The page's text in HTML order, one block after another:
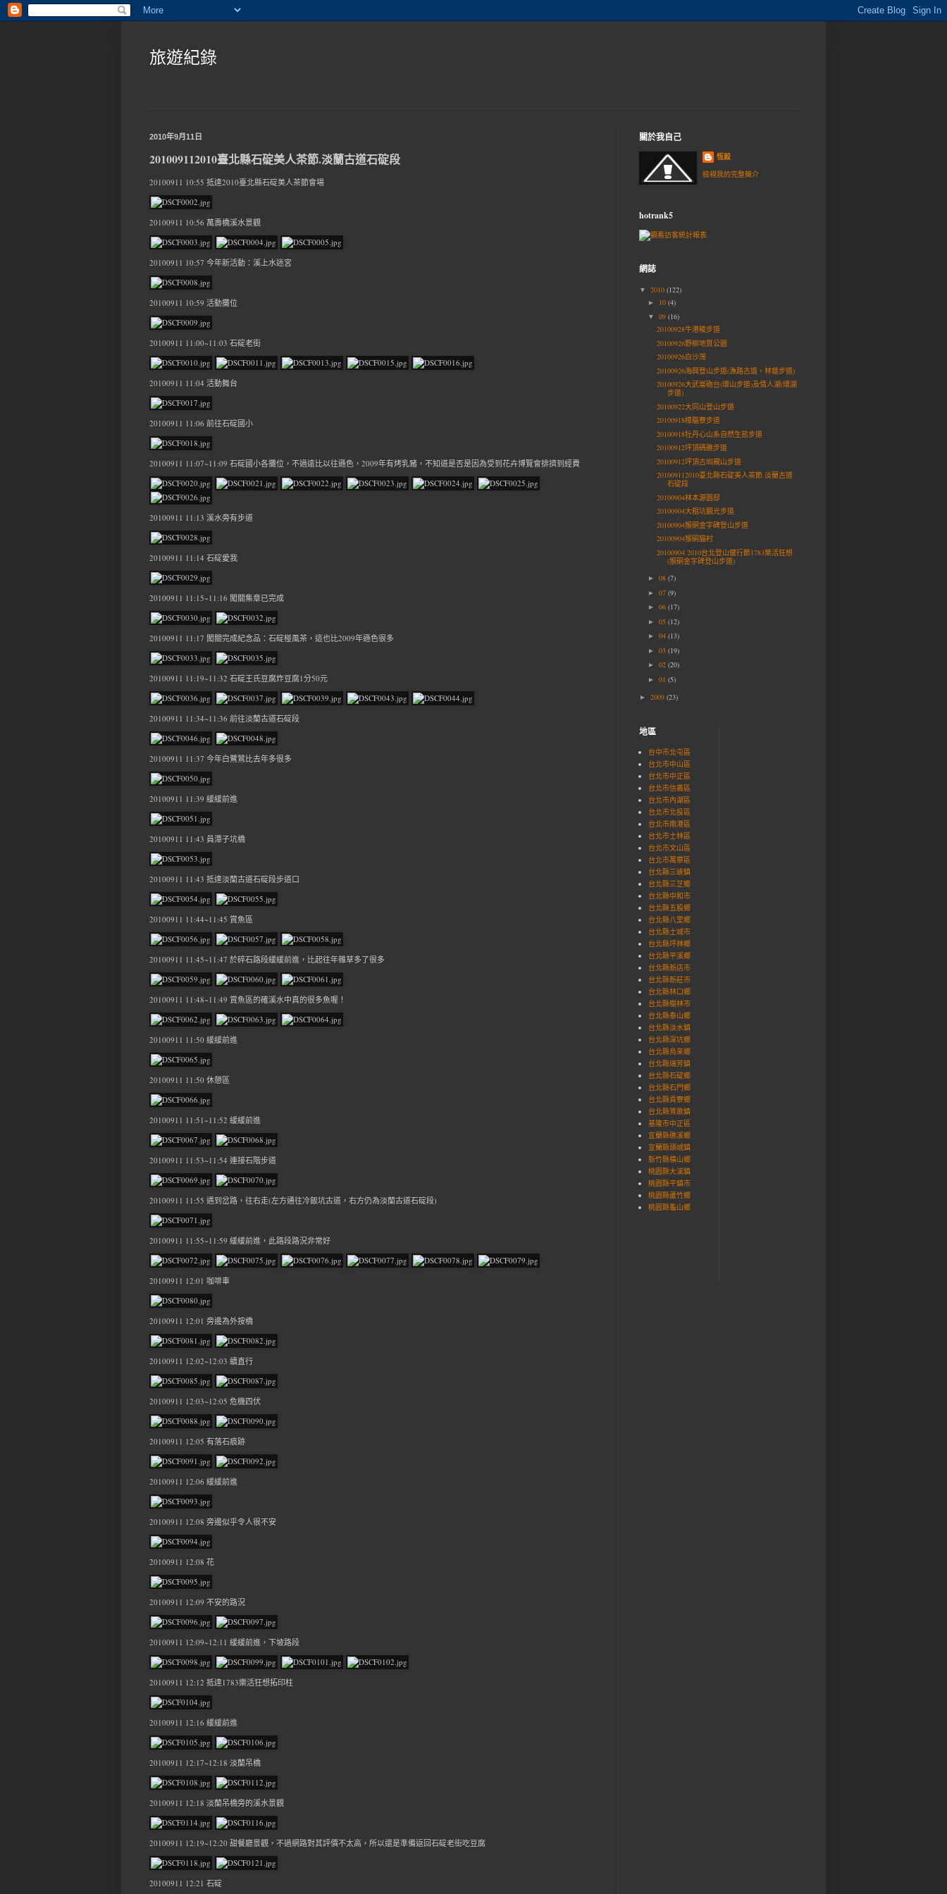
旅遊紀錄
2010年9月11日
201009112010臺北縣石碇美人茶節.淡蘭古道石碇段
20100911 10:55 抵達2010臺北縣石碇美人茶節會場
20100911 10:56 萬壽橋溪水景觀
20100911 10:57 今年新活動：溪上水迷宮
20100911 10:59 活動攤位
20100911 11:00~11:03 石碇老街
20100911 11:04 活動舞台
20100911 11:06 前往石碇國小
20100911 11:07~11:09 石碇國小各攤位，不過遠比以往遜色，2009年有烤乳豬，不知道是否是因為受到花卉博覽會排擠到經費
20100911 11:13 溪水旁有步道
20100911 11:14 石碇愛我
20100911 11:15~11:16 闖關集章已完成
20100911 11:17 闖關完成紀念品：石碇椪風茶，這也比2009年遜色很多
20100911 11:19~11:32 石碇王氏豆腐炸豆腐1分50元
20100911 11:34~11:36 前往淡蘭古道石碇段
20100911 11:37 今年白鷺鷥比去年多很多
20100911 11:39 緩緩前進
20100911 11:43 員潭子坑橋
20100911 11:43 抵達淡蘭古道石碇段步道口
20100911 11:44~11:45 賞魚區
20100911 11:45~11:47 於碎石路段緩緩前進，比起往年雜草多了很多
20100911 11:48~11:49 賞魚區的確溪水中真的很多魚喔！
20100911 11:50 緩緩前進
20100911 11:50 休憩區
20100911 11:51~11:52 緩緩前進
20100911 11:53~11:54 連接石階步道
20100911 11:55 遇到岔路，往右走(左方通往冷飯坑古道，右方仍為淡蘭古道石碇段)
20100911 11:55~11:59 緩緩前進，此路段路況非常好
20100911 12:01 咖啡車
20100911 12:01 旁邊為外按橋
20100911 12:02~12:03 續直行
20100911 12:03~12:05 危機四伏
20100911 12:05 有落石痕跡
20100911 12:06 緩緩前進
20100911 12:08 旁邊似乎令人很不安
20100911 12:08 花
20100911 12:09 不安的路況
20100911 12:09~12:11 緩緩前進，下坡路段
20100911 12:12 抵達1783樂活狂想拓印柱
20100911 12:16 緩緩前進
20100911 12:17~12:18 淡蘭吊橋
20100911 12:18 淡蘭吊橋旁的溪水景觀
20100911 12:19~12:20 甜餐廳景觀，不過網路對其評價不太高，所以還是準備返回石碇老街吃豆腐
20100911 12:21 石碇
關於我自己
恆毅
檢視我的完整簡介
hotrank5
網誌
▼ 2010 (122)
► 10 (4)
▼ 09 (16)
20100928牛港稜步道
20100926野柳地質公園
20100926白沙灣
20100926海興登山步道(漁路古道，林蔭步道)
20100926大武崙砲台(環山步道)及情人湖(環湖
步道)
20100922大同山登山步道
20100918樟腦寮步道
20100918牡丹心山系自然生態步道
20100912坪頂碼礁步道
20100912坪頂古圳親山步道
201009112010臺北縣石碇美人茶節.淡蘭古道
石碇段
20100904林本源園邸
20100904大粗坑觀光步道
20100904猴硐金字碑登山步道
20100904猴硐貓村
20100904 2010台北登山健行節1783樂活狂想
(猴硐金字碑登山步道)
► 08 (7)
► 07 (9)
► 06 (17)
► 05 (12)
► 04 (13)
► 03 (19)
► 02 (20)
► 01 (5)
► 2009 (23)
地區
台中市北屯區‎
台北市中山區
台北市中正區
台北市信義區
台北市內湖區
台北市北投區
台北市南港區
台北市士林區
台北市文山區
台北市萬華區
台北縣三峽鎮
台北縣三芝鄉
台北縣中和市
台北縣五股鄉
台北縣八里鄉
台北縣土城市
台北縣坪林鄉
台北縣平溪鄉
台北縣新店市
台北縣新莊市
台北縣林口鄉
台北縣樹林市
台北縣泰山鄉
台北縣淡水鎮
台北縣深坑鄉
台北縣烏來鄉
台北縣瑞芳鎮
台北縣石碇鄉
台北縣石門鄉
台北縣貢寮鄉
台北縣鶯歌鎮
基隆市中正區
宜蘭縣礁溪鄉
宜蘭縣頭城鎮
新竹縣橫山鄉
桃園縣大溪鎮
桃園縣平鎮市
桃園縣蘆竹鄉‎
桃園縣龜山鄉